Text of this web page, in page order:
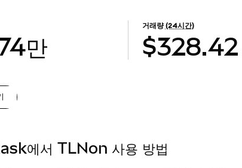
만
거래량 (24시간)
$328.42
에서 TLNon 사용 방법